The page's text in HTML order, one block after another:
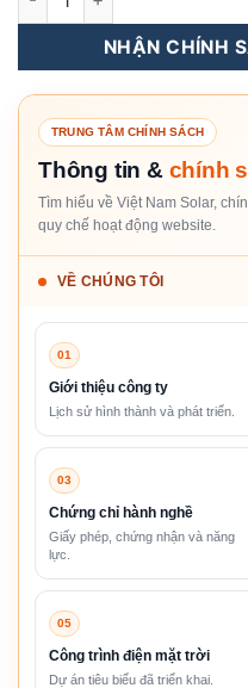
NHẬN CHÍNH
TRUNG TÂM CHÍNH SÁCH
Thông tin & chính
Tìm hiểu về Việt Nam Solar,
quy chế hoạt động website.
VỀ CHÚNG TÔI
01
Giới thiệu công ty
Lịch sử hình thành và phát triển.
03
Chứng chỉ hành nghề
Giấy phép, chứng nhận và năng
lực.
05
Công trình điện mặt trời
Dự án tiêu biểu đã triển khai.